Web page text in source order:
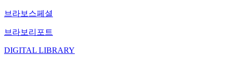
브라보스페셜
브라보리포트
DIGITAL LIBRARY